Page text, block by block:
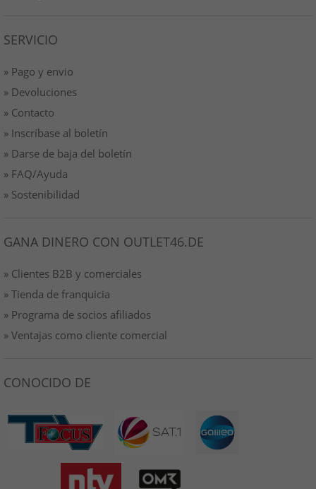
SERVICIO
» Pago y envio
» Devoluciones
» Contacto
» Inscríbase al boletín
» Darse de baja del boletín
» FAQ/Ayuda
» Sostenibilidad
GANA DINERO CON OUTLET46.DE
» Clientes B2B y comerciales
» Tienda de franquicia
» Programa de socios afiliados
» Ventajas como cliente comercial
CONOCIDO DE